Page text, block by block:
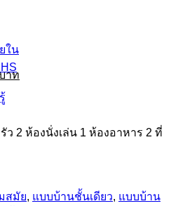
น
ใน
2 ห้องนั่งเล่น 1 ห้องอาหาร 2 ที่
สมัย, แบบบ้านชั้นเดียว, แบบบ้าน